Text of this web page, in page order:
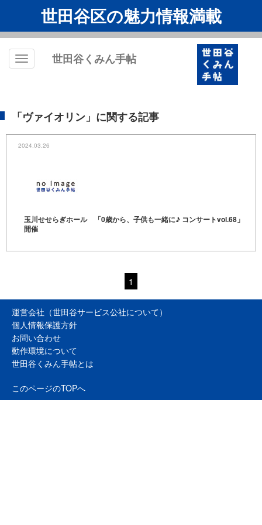
世田谷区の魅力情報満載
Toggle
世田谷くみん手帖
「ヴァイオリン」に関する記事
2024.03.26
玉川せせらぎホール 「0歳から、子供も一緒に♪ コンサートvol.68」
開催
1
運営会社（世田谷サービス公社について）
個人情報保護方針
お問い合わせ
動作環境について
世田谷くみん手帖とは
このページのTOPへ